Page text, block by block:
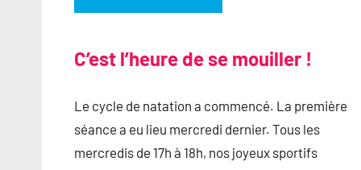
C’est l’heure de se mouiller !
Le cycle de natation a commencé. La première
séance a eu lieu mercredi dernier. Tous les
mercredis de 17h à 18h, nos joyeux sportifs